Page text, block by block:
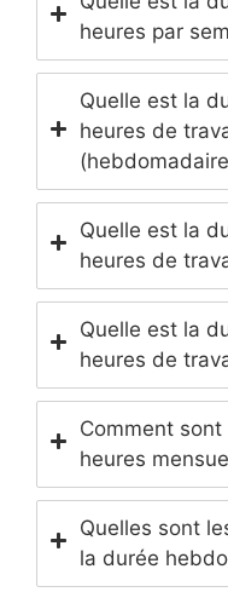
heures par
Quelle est la
heures de
Quelle est la
heures de
Quelle est la
heures de
Comment sont
heures
Quelles sont
la durée